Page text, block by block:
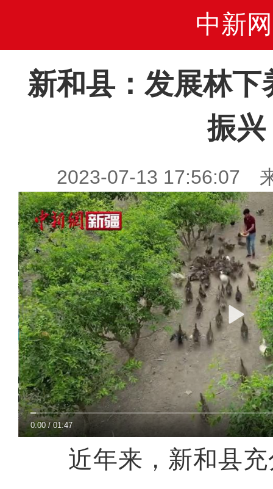
中新网
新和县：发展林下
振兴
2023-07-13 17:56:07
0:00 /01:47
近年来，新和县充